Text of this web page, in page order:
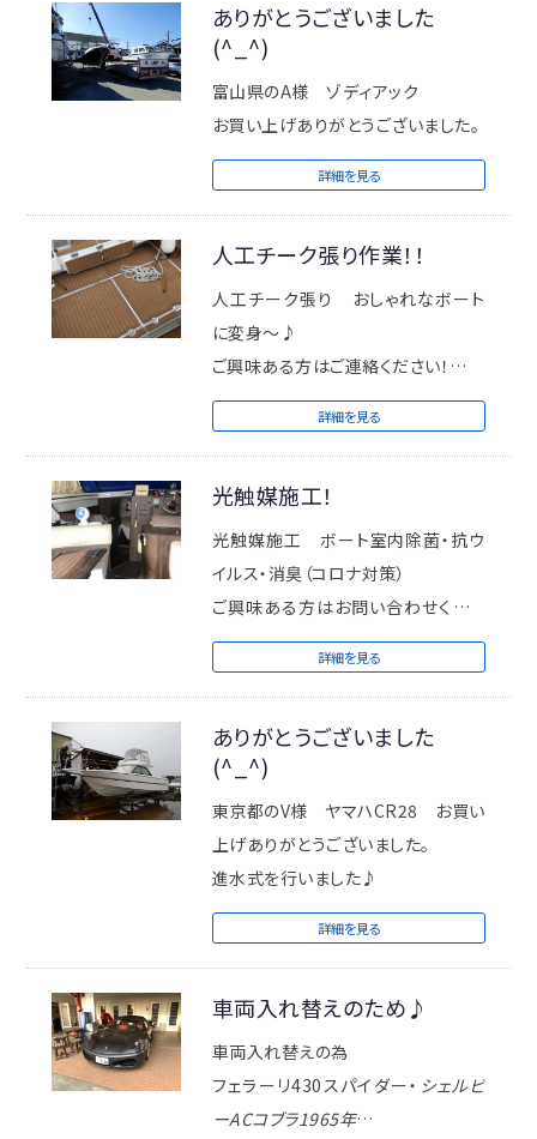
ＩＺＵＭＩＭＡＲＩＮＥ
ありがとうございました
(^_^)
富山県のA様 ゾディアック
お買い上げありがとうございました。
詳細を見る
人工チーク張り作業！！
人工チーク張り おしゃれなボート
に変身～♪
ご興味ある方はご連絡ください！
お見積りいたします♪
詳細を見る
光触媒施工！
光触媒施工 ボート室内除菌・抗ウ
イルス・消臭（コロナ対策）
ご興味ある方はお問い合わせくださ
い！
お見積りいたします♪
詳細を見る
ありがとうございました
(^_^)
東京都のV様 ヤマハCR28 お買い
上げありがとうございました。
進水式を行いました♪
詳細を見る
車両入れ替えのため♪
車両入れ替えの為
フェラーリ430スパイダー・ シェルビ
ーACコブラ1965年